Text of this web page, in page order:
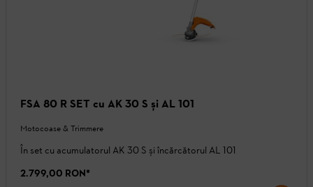
FSA 80 R SET cu AK 30 S și AL 101
Motocoase & Trimmere
În set cu acumulatorul AK 30 S și încărcătorul AL 101
2.799,00 RON*